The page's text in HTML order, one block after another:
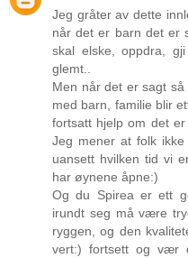
Jeg gråter av dette
når det er barn det er
skal elske, oppdra,
glemt..
Men når det er sagt
med barn, familie blir
fortsatt hjelp om det
Jeg mener at folk
uansett hvilken tid vi
har øynene åpne:)
Og du Spirea er ett
irundt seg må være
ryggen, og den
vert:) fortsett og vær